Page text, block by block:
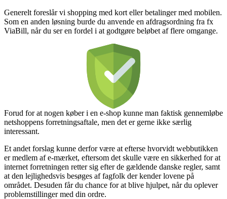
Generelt foreslår vi shopping med kort eller betalinger med mobilen.
Som en anden løsning burde du anvende en afdragsordning fra fx
ViaBill, når du ser en fordel i at godtgøre beløbet af flere omgange.
Forud for at nogen køber i en e-shop kunne man faktisk gennemløbe
netshoppens forretningsaftale, men det er gerne ikke særlig
interessant.
Et andet forslag kunne derfor være at efterse hvorvidt webbutikken
er medlem af e-mærket, eftersom det skulle være en sikkerhed for at
internet forretningen retter sig efter de gældende danske regler, samt
at den lejlighedsvis besøges af fagfolk der kender lovene på
området. Desuden får du chance for at blive hjulpet, når du oplever
problemstillinger med din ordre.